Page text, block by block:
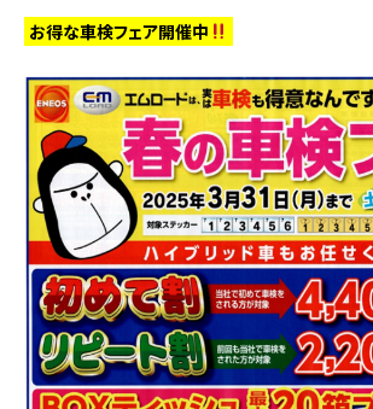
お得な車検フェア開催中